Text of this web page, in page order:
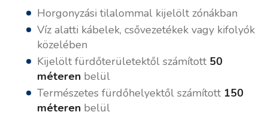
Horgonyzási tilalommal kijelölt zónákban
Víz alatti kábelek, csővezetékek vagy kifolyók
közelében
Kijelölt fürdőterületektől számított 50
méterenbelül
Természetes fürdőhelyektől számított 150
méterenbelül